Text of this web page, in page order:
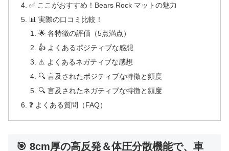
✅ ここがおすすめ！Bears Rock マットの魅力
📊 実際の口コミ比較！
🌟 各特徴の評価（5点満点）
👍 よくあるポジティブな感想
⚠ よくあるネガティブな感想
🔍 言及されたポジティブな特徴と頻度
🔍 言及されたネガティブな特徴と頻度
❓ よくある質問（FAQ）
🎯 8cm厚の高反発＆体圧分散機能で、車